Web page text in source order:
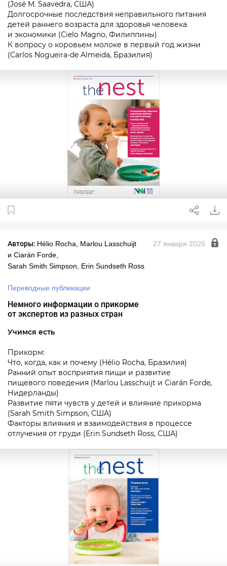
(José M. Saavedra, США)
Долгосрочные последствия неправильного питания
детей раннего возраста для здоровья человека
и экономики (Cielo Magno, Филиппины)
К вопросу о коровьем молоке в первый год жизни
(Carlos Nogueira-de Almeida, Бразилия)
Авторы: Hélio Rocha, Marlou Lasschuijt
и Ciarán Forde,
Sarah Smith Simpson, Erin Sundseth Ross
Переводные публикации
27 января 2025
Немного информации о прикорме
от экспертов из разных стран
Учимся есть
Прикорм:
Что, когда, как и почему (Hélio Rocha, Бразилия)
Ранний опыт восприятия пищи и развитие
пищевого поведения (Marlou Lasschuijt и Ciarán Forde,
Нидерланды)
Развитие пяти чувств у детей и влияние прикорма
(Sarah Smith Simpson, США)
Факторы влияния и взаимодействия в процессе
отлучения от груди (Erin Sundseth Ross, США)